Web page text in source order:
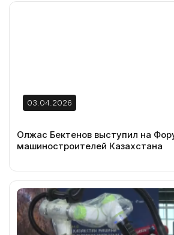
03.04.2026
Олжас Бектенов выступил на
машиностроителей Казахстана